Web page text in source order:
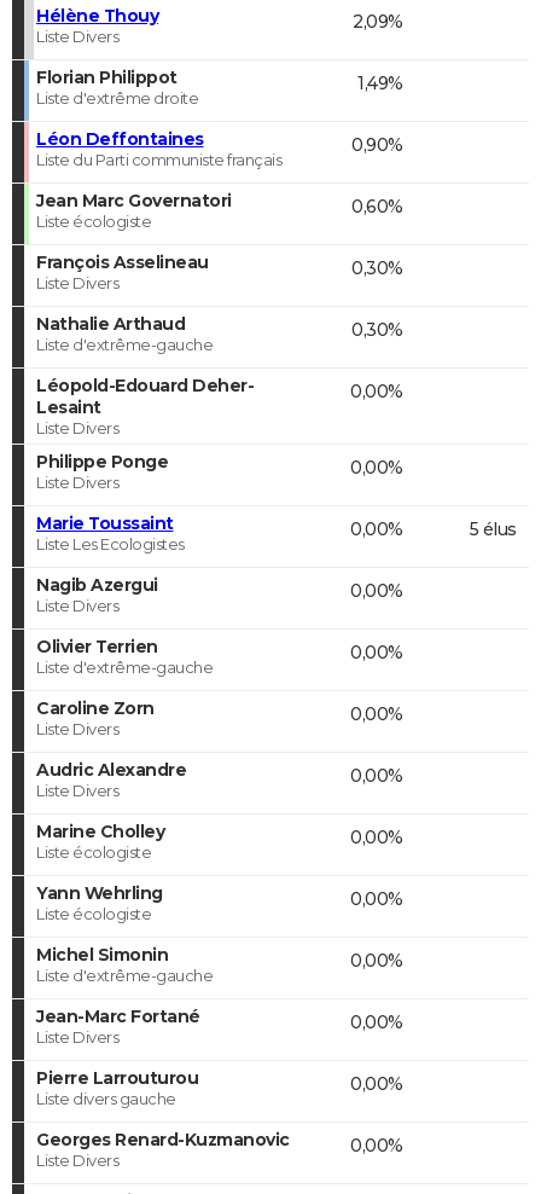
Hélène Thouy
Liste Divers
2,09%
Florian Philippot
Liste d'extrême droite
1,49%
Léon Deffontaines
Liste du Parti communiste français
0,90%
Jean Marc Governatori
Liste écologiste
0,60%
François Asselineau
Liste Divers
0,30%
Nathalie Arthaud
Liste d'extrême-gauche
0,30%
Léopold-Edouard Deher-
Lesaint
Liste Divers
0,00%
Philippe Ponge
Liste Divers
0,00%
Marie Toussaint
Liste Les Ecologistes
0,00% 5 élus
Nagib Azergui
Liste Divers
0,00%
Olivier Terrien
Liste d'extrême-gauche
0,00%
Caroline Zorn
Liste Divers
0,00%
Audric Alexandre
Liste Divers
0,00%
Marine Cholley
Liste écologiste
0,00%
Yann Wehrling
Liste écologiste
0,00%
Michel Simonin
Liste d'extrême-gauche
0,00%
Jean-Marc Fortané
Liste Divers
0,00%
Pierre Larrouturou
Liste divers gauche
0,00%
Georges Renard-Kuzmanovic
Liste Divers
0,00%